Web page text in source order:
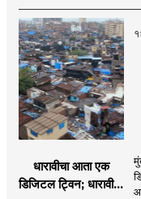
धारावीचा आता एक
डिजिटल ट्विन; धारावीची